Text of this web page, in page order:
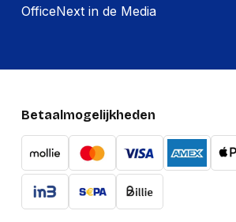
OfficeNext in de Media
Betaalmogelijkheden